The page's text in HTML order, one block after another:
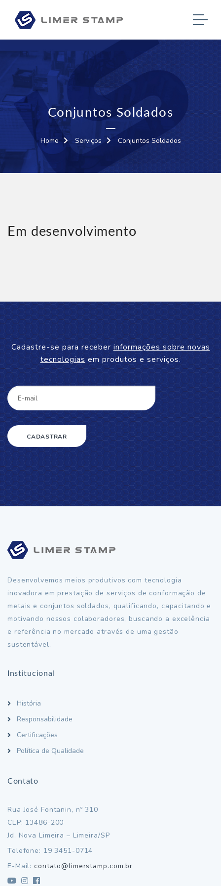
Conjuntos Soldados
Home Serviços Conjuntos Soldados
Em desenvolvimento
Cadastre-se para receberinformações sobre novas
tecnologiasem produtos e serviços.
Desenvolvemos meios produtivos com tecnologia
inovadora em prestação de serviços de conformação de
metais e conjuntos soldados, qualificando, capacitando e
motivando nossos colaboradores, buscando a excelência
e referência no mercado através de uma gestão
sustentável.
Institucional
História
Responsabilidade
Certificações
Política de Qualidade
Contato
Rua José Fontanin, nº 310
CEP: 13486-200
Jd. Nova Limeira – Limeira/SP
Telefone: 19 3451-0714
E-Mail: contato@limerstamp.com.br